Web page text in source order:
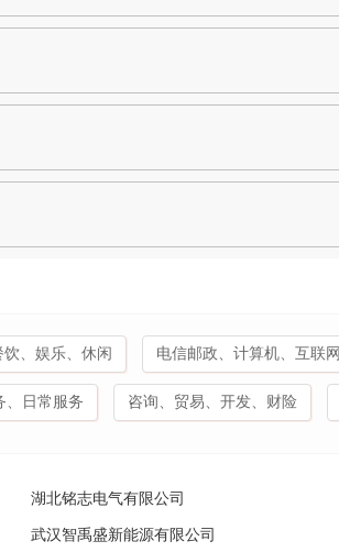
、娱乐、休闲 电信邮政、计算机、互联网
、日常服务 咨询、贸易、开发、财险
湖北铭志电气有限公司
武汉智禹盛新能源有限公司